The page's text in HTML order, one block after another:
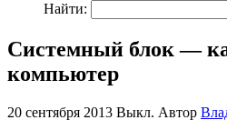
Найти:
Системный блок —
компьютер
20 сентября 2013 Выкл. Автор